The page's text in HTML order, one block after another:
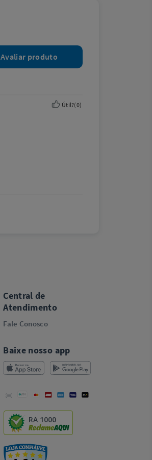
Avaliar produto
Útil?(0)
Central de
Atendimento
Fale Conosco
Baixe nosso app
RA 1000